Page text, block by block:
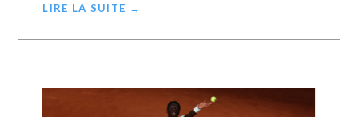
LIRE LA SUITE →